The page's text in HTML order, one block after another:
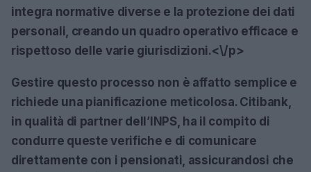
integra normative diverse e la protezione dei dati
personali, creando un quadro operativo efficace e
rispettoso delle varie giurisdizioni.<\/p>
Gestire questo processo non è affatto semplice e
richiede una pianificazione meticolosa. Citibank,
in qualità di partner dell’INPS, ha il compito di
condurre queste verifiche e di comunicare
direttamente con i pensionati, assicurandosi che